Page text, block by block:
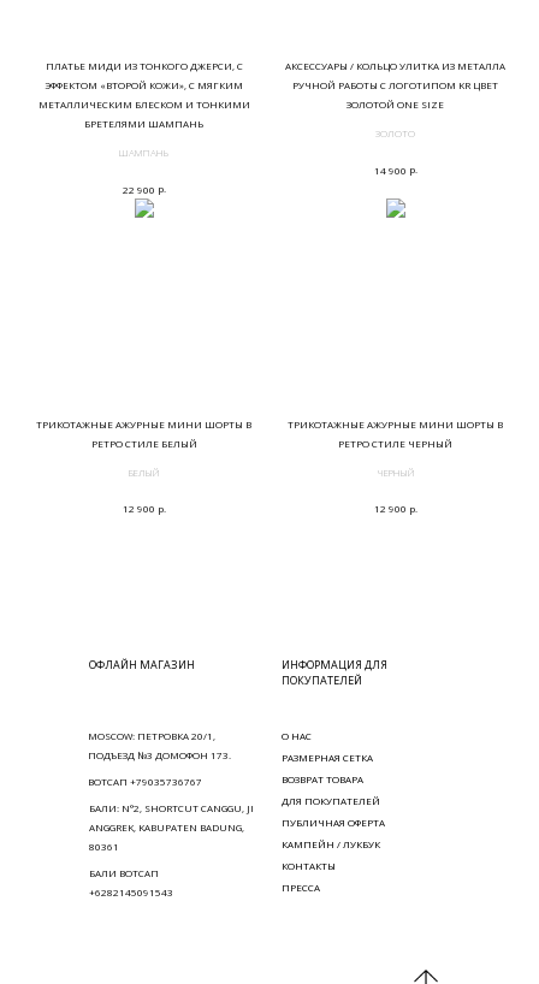
ПЛАТЬЕ МИДИ ИЗ ТОНКОГО ДЖЕРСИ, С
ЭФФЕКТОМ «ВТОРОЙ КОЖИ», С МЯГКИМ
МЕТАЛЛИЧЕСКИМ БЛЕСКОМ И ТОНКИМИ
БРЕТЕЛЯМИ ШАМПАНЬ
ШАМПАНЬ
22 900 р.
АКСЕССУАРЫ / КОЛЬЦО УЛИТКА ИЗ МЕТАЛЛА
РУЧНОЙ РАБОТЫ С ЛОГОТИПОМ KR ЦВЕТ
ЗОЛОТОЙ ONE SIZE
ЗОЛОТО
14 900 р.
ТРИКОТАЖНЫЕ АЖУРНЫЕ МИНИ ШОРТЫ В
РЕТРО СТИЛЕ БЕЛЫЙ
БЕЛЫЙ
12 900 р.
ТРИКОТАЖНЫЕ АЖУРНЫЕ МИНИ ШОРТЫ В
РЕТРО СТИЛЕ ЧЕРНЫЙ
ЧЕРНЫЙ
12 900 р.
КОНТАКТЫ
ПРЕССА
ВОЗВРАТ ТОВАРА
ДЛЯ ПОКУПАТЕЛЕЙ
О НАС
РАЗМЕРНАЯ СЕТКА
ОФЛАЙН МАГАЗИН
ИНФОРМАЦИЯ ДЛЯ
ПОКУПАТЕЛЕЙ
ПУБЛИЧНАЯ ОФЕРТА
КАМПЕЙН / ЛУКБУК
БАЛИ: N°2, SHORTCUT CANGGU, JI
ANGGREK, KABUPATEN BADUNG,
80361
MOSCOW: ПЕТРОВКА 20/1,
ПОДЪЕЗД №3 ДОМОФОН 173.
БАЛИ ВОТСАП
+6282145091543
ВОТСАП +79035736767